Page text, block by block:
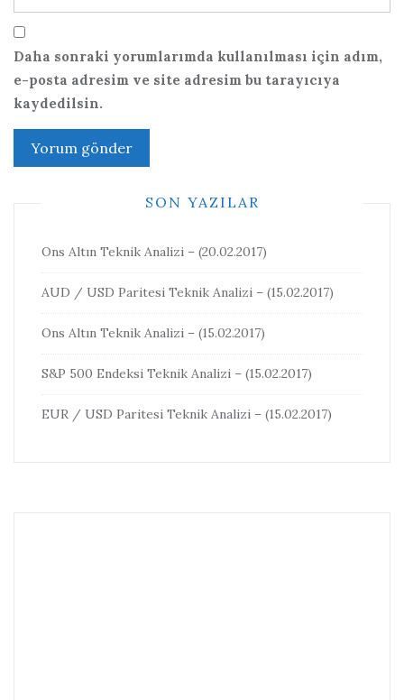
Daha sonraki yorumlarımda kullanılması için adım,
e-posta adresim ve site adresim bu tarayıcıya
kaydedilsin.
SON YAZILAR
Ons Altın Teknik Analizi – (20.02.2017)
AUD / USD Paritesi Teknik Analizi – (15.02.2017)
Ons Altın Teknik Analizi – (15.02.2017)
S&P 500 Endeksi Teknik Analizi – (15.02.2017)
EUR / USD Paritesi Teknik Analizi – (15.02.2017)